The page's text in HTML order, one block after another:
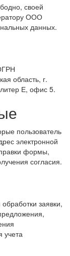
своей
ООО
данных.
область, г.
Е, офис 5.
пользователь
электронной
формы,
согласия.
заявки,
учета